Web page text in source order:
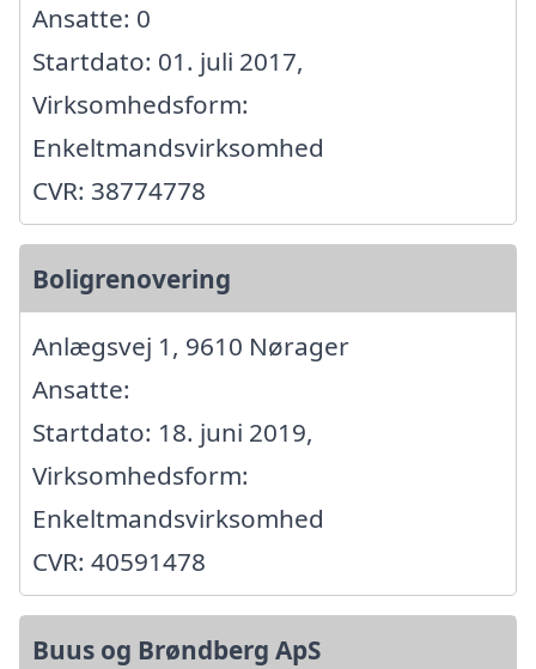
Ansatte: 0
Startdato: 01. juli 2017,
Virksomhedsform:
Enkeltmandsvirksomhed
CVR: 38774778
Boligrenovering
Anlægsvej 1, 9610 Nørager
Ansatte:
Startdato: 18. juni 2019,
Virksomhedsform:
Enkeltmandsvirksomhed
CVR: 40591478
Buus og Brøndberg ApS